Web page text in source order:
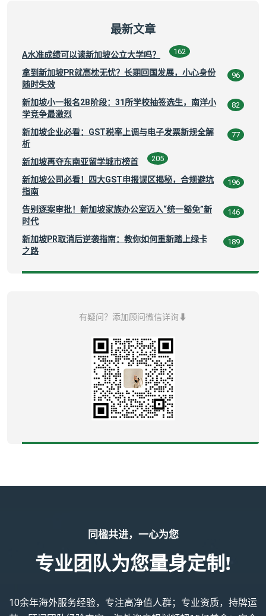
最新文章
A水准成绩可以读新加坡公立大学吗？ 162
拿到新加坡PR就高枕无忧？长期回国发展，小心身份
随时失效
96
新加坡小一报名2B阶段：31所学校抽签选生，南洋小
学竞争最激烈
82
新加坡企业必看：GST税率上调与电子发票新规全解
析
77
新加坡再夺东南亚留学城市榜首 205
新加坡公司必看！四大GST申报误区揭秘，合规避坑
指南
196
告别逐案审批！新加坡家族办公室迈入“统一豁免”新
时代
146
新加坡PR取消后逆袭指南：教你如何重新踏上绿卡
之路
189
有疑问？添加顾问微信详询⬇
同楹共进，一心为您
专业团队为您量身定制!
10余年海外服务经验，专注高净值人群；专业资质，持牌运